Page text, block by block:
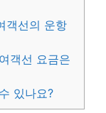
객선의 운항
객선 요금은
있나요?